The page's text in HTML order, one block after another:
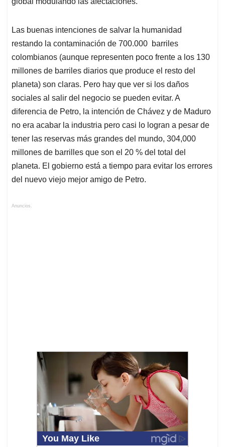
Las buenas intenciones de salvar la humanidad
restando la contaminación de 700.000 barriles
colombianos (aunque representen poco frente a los 130
millones de barriles diarios que produce el resto del
planeta) son claras. Pero hay que ver si los daños
sociales al salir del negocio se pueden evitar. A
diferencia de Petro, la intención de Chávez y de Maduro
no era acabar la industria pero casi lo logran a pesar de
tener las reservas más grandes del mundo, 304,000
millones de barrilles que son el 20 % del total del
planeta. El gobierno está a tiempo para evitar los errores
del nuevo viejo mejor amigo de Petro.
Anuncios.